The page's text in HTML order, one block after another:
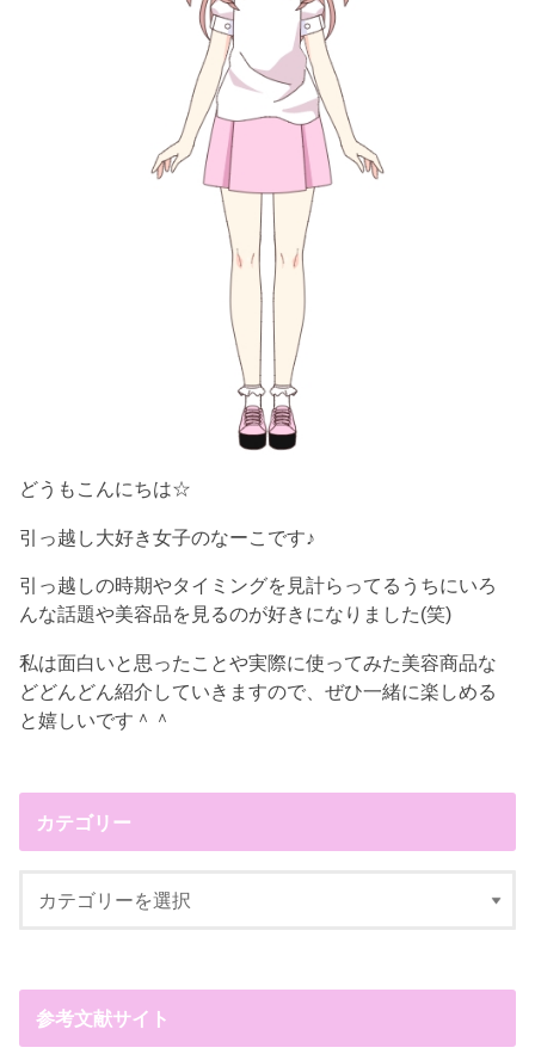
どうもこんにちは☆
引っ越し大好き女子のなーこです♪
引っ越しの時期やタイミングを見計らってるうちにいろ
んな話題や美容品を見るのが好きになりました(笑)
私は面白いと思ったことや実際に使ってみた美容商品な
どどんどん紹介していきますので、ぜひ一緒に楽しめる
と嬉しいです＾＾
カテゴリー
参考文献サイト